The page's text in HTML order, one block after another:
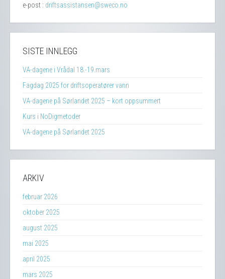
e-post : driftsassistansen@sweco.no
SISTE INNLEGG
VA-dagene i Vrådal 18.-19.mars
Fagdag 2025 for driftsoperatører vann
VA-dagene på Sørlandet 2025 – kort oppsummert
Kurs i NoDigmetoder
VA-dagene på Sørlandet 2025
ARKIV
februar 2026
oktober 2025
august 2025
mai 2025
april 2025
mars 2025